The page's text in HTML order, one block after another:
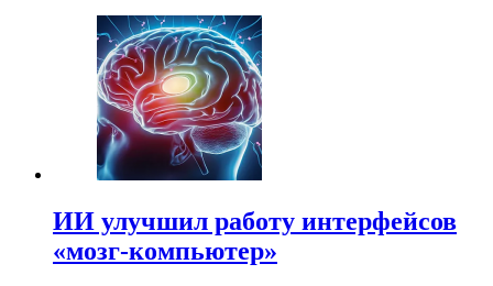
ИИ улучшил работу интерфейсов
«мозг-компьютер»